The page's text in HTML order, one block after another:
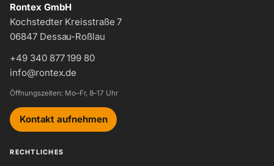
Rontex GmbH
Kochstedter Kreisstraße 7
06847 Dessau-Roßlau
+49 340 877 199 80
info@rontex.de
Öffnungszeiten: Mo–Fr, 8–17 Uhr
Kontakt aufnehmen
RECHTLICHES